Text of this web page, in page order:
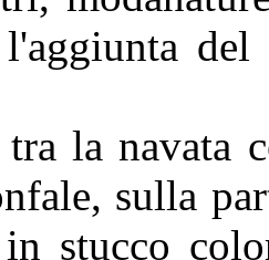
la navata
sulla
stucco